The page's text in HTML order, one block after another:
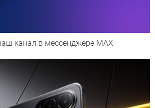
канал в мессенджере МАХ